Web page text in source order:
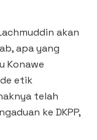
akan
apa yang
Konawe
etik
telah
ke DKPP,